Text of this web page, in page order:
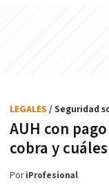
AUH con
cobra y
LEGALES / Seguridad
PoriProfesional